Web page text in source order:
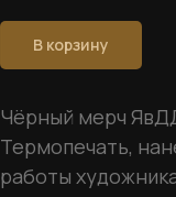
В корзину
Чёрный мерч
Термопечать,
работы